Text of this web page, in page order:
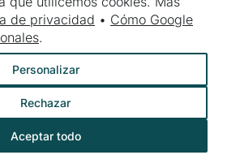
y verduras
© Webtom.pl
de privacidad • Cómo Google
.
Personalizar
Rechazar
Aceptar todo